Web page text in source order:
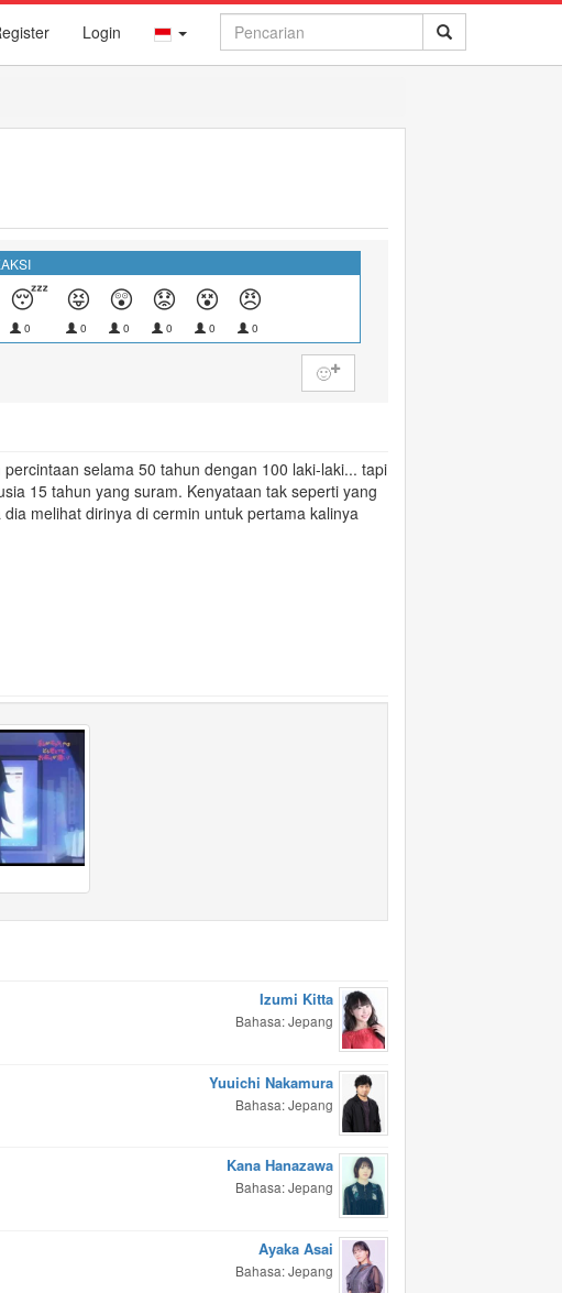
Login
😴
0
😝
0
😲
0
😟
0
😵
0
😠
0
🙂
selama 50 tahun dengan 100 laki-laki... tapi
15 tahun yang suram. Kenyataan tak seperti yang
melihat dirinya di cermin untuk pertama kalinya
Izumi Kitta
Bahasa: Jepang
Yuuichi Nakamura
Bahasa: Jepang
Kana Hanazawa
Bahasa: Jepang
Ayaka Asai
Bahasa: Jepang